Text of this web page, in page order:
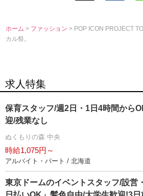
ホーム > ファッション> POP ICON PROJECT
カル祭。
求人特集
保育スタッフ/週2日・1日4時間から
迎/残業なし
ぬくもりの森 中央
時給1,075円～
アルバイト・パート / 北海道
東京ドームのイベントスタッフ/設営